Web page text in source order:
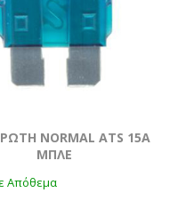
NORMAL ATS 15A
ΜΠΛΕ
Απόθεμα